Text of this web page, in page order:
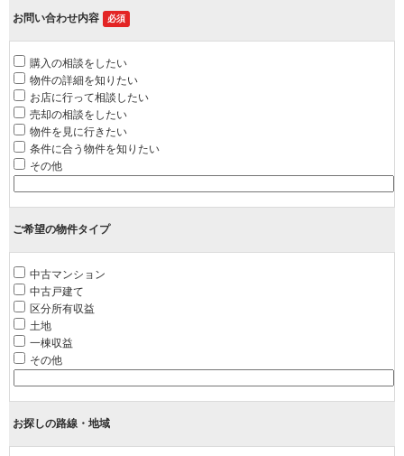
お問い合わせ内容 必須
購入の相談をしたい
物件の詳細を知りたい
お店に行って相談したい
売却の相談をしたい
物件を見に行きたい
条件に合う物件を知りたい
その他
ご希望の物件タイプ
中古マンション
中古戸建て
区分所有収益
土地
一棟収益
その他
お探しの路線・地域